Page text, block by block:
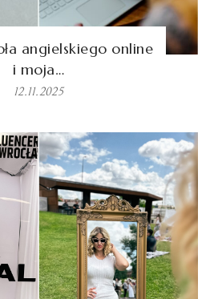
angielskiego online
i moja…
12.11.2025